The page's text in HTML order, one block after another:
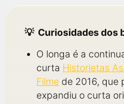
Curiosidades dos
O longa é a
curta Historietas
Filme de 2016, que
expandiu o curta